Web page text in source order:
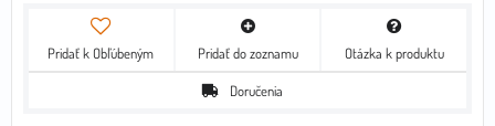
Pridať k Obľúbeným Pridať do zoznamu Otázka k produktu
Doručenia